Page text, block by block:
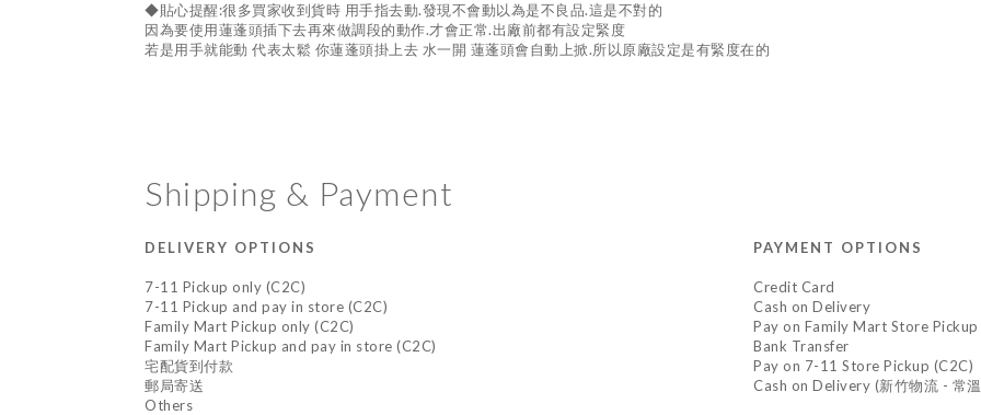
◆貼心提醒:很多買家收到貨時 用手指去動.發現不會動以為是不良品.這是不對的
因為要使用蓮蓬頭插下去再來做調段的動作.才會正常.出廠前都有設定緊度
若是用手就能動 代表太鬆 你蓮蓬頭掛上去 水一開 蓮蓬頭會自動上掀.所以原廠設定是有緊度在的
Shipping & Payment
DELIVERY OPTIONS
7-11 Pickup only (C2C)
7-11 Pickup and pay in store (C2C)
Family Mart Pickup only (C2C)
Family Mart Pickup and pay in store (C2C)
宅配貨到付款
郵局寄送
Others
PAYMENT OPTIONS
Credit Card
Cash on Delivery
Pay on Family Mart Store Pickup
Bank Transfer
Pay on 7-11 Store Pickup (C2C)
Cash on Delivery (新竹物流 - 常